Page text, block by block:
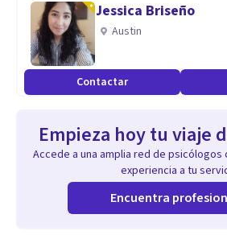
Jessica Briseño
Austin
Contactar
Empieza hoy tu viaje
Accede a una amplia red de psicólogos
experiencia a tu
Encuentra